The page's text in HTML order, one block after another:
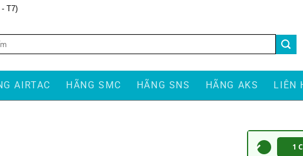
T7)
AIRTAC HÃNG SMC HÃNG SNS HÃNG AKS LIÊN
1